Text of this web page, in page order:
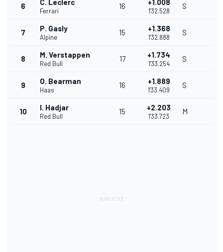
6 C. Leclerc
Ferrari
16 +1.008
1'32.528
S
7 P. Gasly
Alpine
15 +1.368
1'32.888
S
8 M. Verstappen
Red Bull
17 +1.734
1'33.254
S
9 O. Bearman
Haas
16 +1.889
1'33.409
S
10 I. Hadjar
Red Bull
15 +2.203
1'33.723
M